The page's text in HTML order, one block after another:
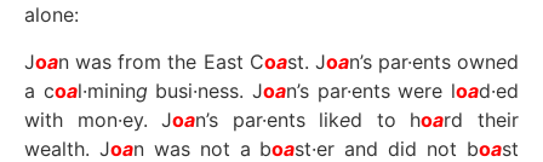
alone:
Joan was from the East Coast. Joan’s par·ents owned
a coal·miningbusi·ness. Joan’s par·ents were load·ed
with mon·ey. Joan’s par·ents liked to hoard their
wealth. Joan was not a boast·er and did not boast